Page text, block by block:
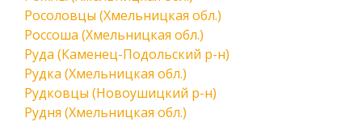
Росоловцы (Хмельницкая обл.)
Россоша (Хмельницкая обл.)
Руда (Каменец-Подольский р-н)
Рудка (Хмельницкая обл.)
Рудковцы (Новоушицкий р-н)
Рудня (Хмельницкая обл.)